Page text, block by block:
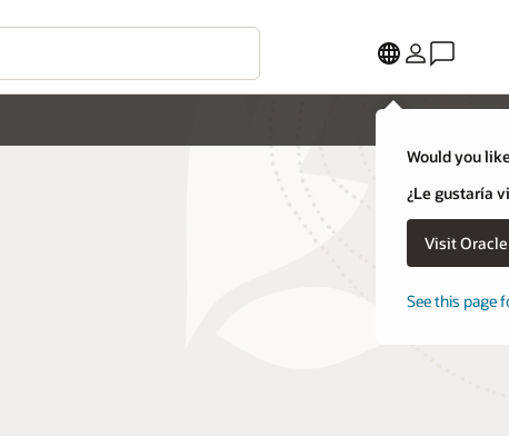
Would you
¿Le gustaría
Visit
See this page